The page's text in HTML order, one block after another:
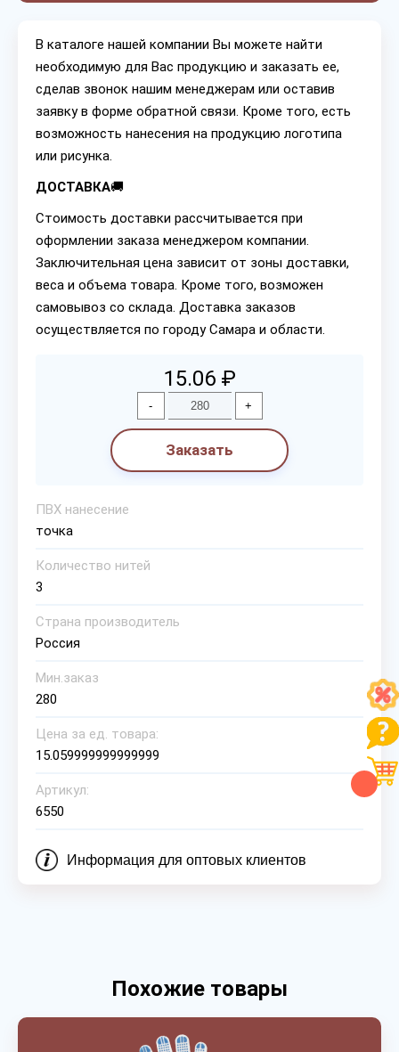
В каталоге нашей компании Вы можете найти
необходимую для Вас продукцию и заказать ее,
сделав звонок нашим менеджерам или оставив
заявку в форме обратной связи. Кроме того, есть
возможность нанесения на продукцию логотипа
или рисунка.
ДОСТАВКА🚚
Стоимость доставки рассчитывается при
оформлении заказа менеджером компании.
Заключительная цена зависит от зоны доставки,
веса и объема товара. Кроме того, возможен
самовывоз со склада. Доставка заказов
осуществляется по городу Самара и области.
15.06 ₽
- +
Заказать
ПВХ нанесение
точка
Количество нитей
3
Страна производитель
Россия
Мин.заказ
280
Цена за ед. товара:
15.059999999999999
Артикул:
6550
Информация для оптовых клиентов
Похожие товары